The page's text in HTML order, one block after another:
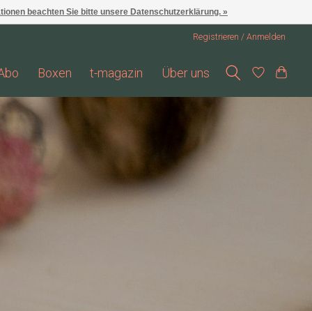
Registrieren / Anmelden
Boxen t-magazin Über uns
beachten Sie bitte unsere Datenschutzerklärung. »